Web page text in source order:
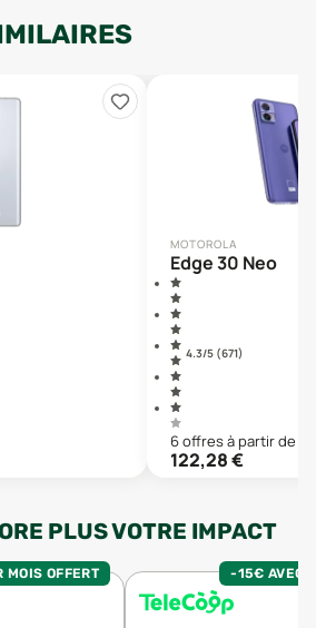
MOTOROLA
Edge 30 Neo
4.3/5 (671)
6offresà partir de :
122,28€
PLUS VOTRE IMPACT
MOIS OFFERT -15€ AVEC